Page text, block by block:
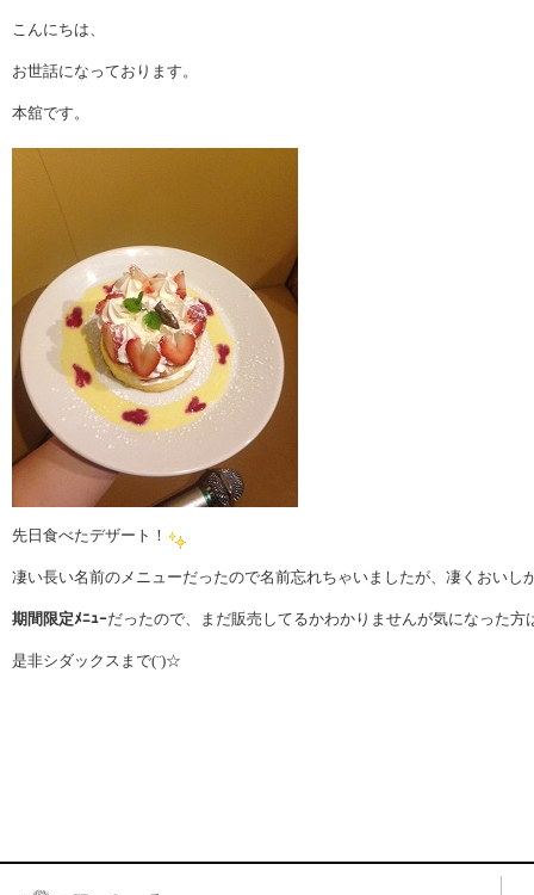
こんにちは、
お世話になっております。
本舘です。
先日食べたデザート！
凄い長い名前のメニューだったので名前忘れちゃいましたが、凄くおいし
期間限定ﾒﾆｭｰだったので、まだ販売してるかわかりませんが気になった方
是非シダックスまで(¨)☆